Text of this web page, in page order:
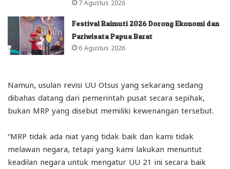
7 Agustus 2026
Festival Raimuti 2026 Dorong Ekonomi dan
Pariwisata Papua Barat
6 Agustus 2026
Namun, usulan revisi UU Otsus yang sekarang sedang
dibahas datang dari pemerintah pusat secara sepihak,
bukan MRP yang disebut memiliki kewenangan tersebut.
“MRP tidak ada niat yang tidak baik dan kami tidak
melawan negara, tetapi yang kami lakukan menuntut
keadilan negara untuk mengatur UU 21 ini secara baik